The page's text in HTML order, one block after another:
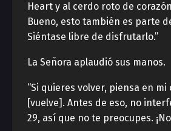
Heart y al cerdo roto de
Bueno, esto también es parte
Siéntase libre de disfrutarlo.”
La Señora aplaudió sus manos.
“Si quieres volver, piensa en mi
[vuelve]. Antes de eso, no
29, así que no te preocupes.